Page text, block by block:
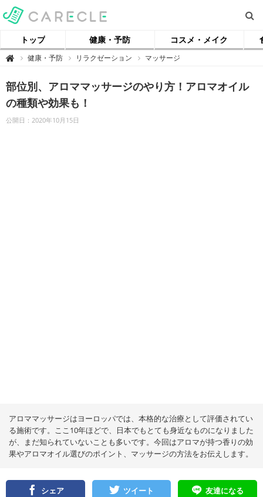
トップ 健康・予防 コスメ・メイク
 【
ル
】
健康・予防 リラクゼーション マッサージ
部位別、アロママッサージのやり方！アロマオイル
の種類や効果も！
公開日：2020年10月15日
アロママッサージはヨーロッパでは、本格的な治療として評価されてい
る施術です。ここ10年ほどで、日本でもとても身近なものになりました
が、まだ知られていないことも多いです。今回はアロマが持つ香りの効
果やアロマオイル選びのポイント、マッサージの方法をお伝えします。
シェア ツイート 友達になる